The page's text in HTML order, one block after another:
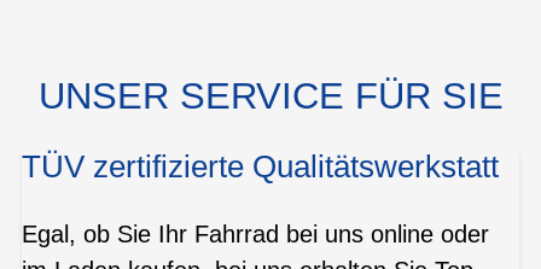
UNSER SERVICE FÜR SIE
TÜV zertifizierte Qualitätswerkstatt
Egal, ob Sie Ihr Fahrrad bei uns online oder